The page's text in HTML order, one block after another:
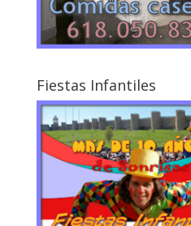
Fiestas Infantiles